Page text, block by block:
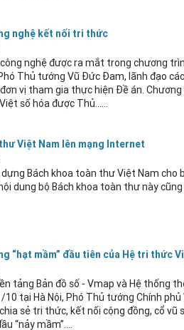
nghệ kết nối tri thức
nghệ được ra mắt trong chương
Thủ tướng Vũ Đức Đam, lãnh đạo
vị tham gia thực hiện Đề án.
số hóa được Thủ......
Việt Nam lên mạng Internet
Bách khoa toàn thư Việt Nam cho
dung bộ Bách khoa toàn thư này
“hạt mầm” đầu tiên của Hệ tri thức
tảng Bản đồ số - Vmap và Hệ thống
10 tại HàNội, Phó Thủ tướng Chính
sẻ tri thức, kết nối cộng đồng, cổ vũ
“nảy mầm”....